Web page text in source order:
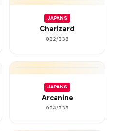
JAPANS
Charizard
022/238
JAPANS
Arcanine
024/238